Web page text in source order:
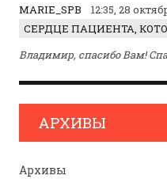
MARIE_SPB
12:35, 28
Владимир, спасибо Вам!
АРХИВЫ
Архивы